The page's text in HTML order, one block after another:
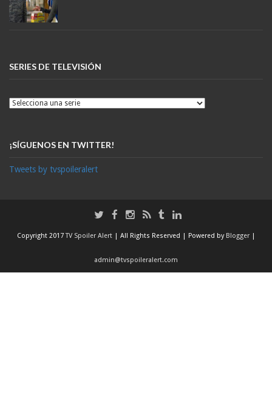
SERIES DE TELEVISIÓN
¡SÍGUENOS EN TWITTER!
Tweets by tvspoileralert
Copyright 2017TV Spoiler Alert | All Rights Reserved | Powered by Blogger |
admin@tvspoileralert.com